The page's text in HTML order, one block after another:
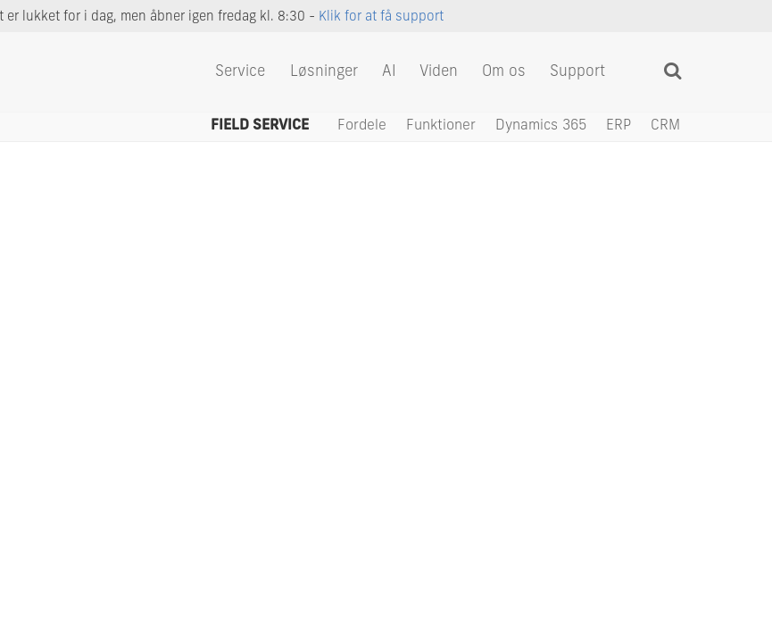
er lukket for i dag, men åbner igen fredag kl. 8:30 - Klik for at få support
Service Løsninger AI Viden Om os Support
FIELD SERVICE Fordele Funktioner Dynamics 365 ERP CRM